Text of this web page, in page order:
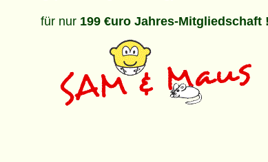
für nur 199 €uro Jahres-Mitgliedschaft !